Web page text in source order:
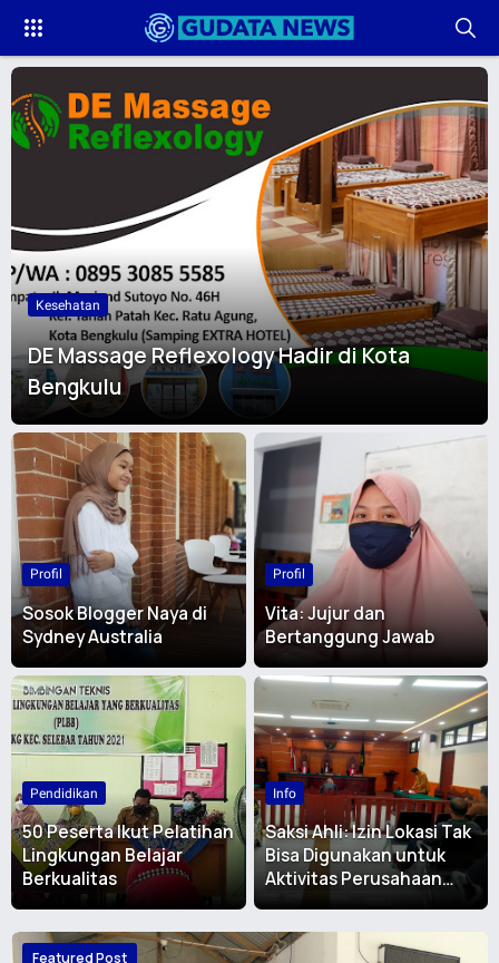
Kesehatan
DE Massage Reflexology Hadir di Kota
Bengkulu
Profil
Sosok Blogger Naya di
Sydney Australia
Profil
Vita: Jujur dan
Bertanggung Jawab
Pendidikan
50 Peserta Ikut Pelatihan
Lingkungan Belajar
Berkualitas
Info
Saksi Ahli: Izin Lokasi Tak
Bisa Digunakan untuk
Aktivitas Perusahaan
Perkebunan
Featured Post